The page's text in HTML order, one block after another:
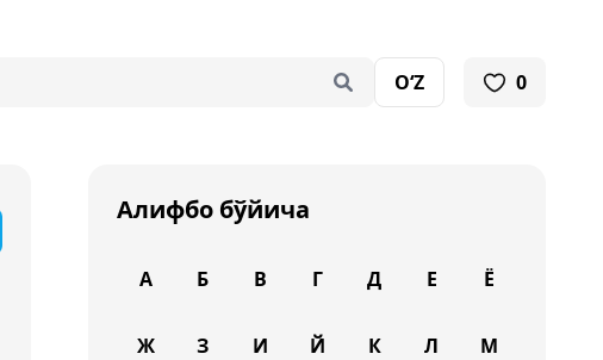
O‘Z 0
Алифбо бўйича
А Б В Г Д Е Ё
Ж З И Й К Л М